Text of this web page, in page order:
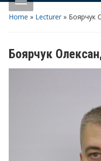
Home » Lecturer» Боярчук
Боярчук